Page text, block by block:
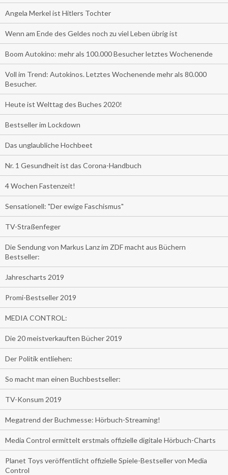
Angela Merkel ist Hitlers Tochter
Wenn am Ende des Geldes noch zu viel Leben übrig ist
Boom Autokino: mehr als 100.000 Besucher letztes Wochenende
Voll im Trend: Autokinos. Letztes Wochenende mehr als 80.000
Besucher.
Heute ist Welttag des Buches 2020!
Bestseller im Lockdown
Das unglaubliche Hochbeet
Nr. 1 Gesundheit ist das Corona-Handbuch
4 Wochen Fastenzeit!
Sensationell: "Der ewige Faschismus"
TV-Straßenfeger
Die Sendung von Markus Lanz im ZDF macht aus Büchern
Bestseller:
Jahrescharts 2019
Promi-Bestseller 2019
MEDIA CONTROL:
Die 20 meistverkauften Bücher 2019
Der Politik entliehen:
So macht man einen Buchbestseller:
TV-Konsum 2019
Megatrend der Buchmesse: Hörbuch-Streaming!
Media Control ermittelt erstmals offizielle digitale Hörbuch-Charts
Planet Toys veröffentlicht offizielle Spiele-Bestseller von Media
Control